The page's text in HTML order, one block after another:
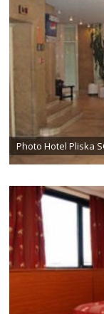
Photo Hotel Pliska